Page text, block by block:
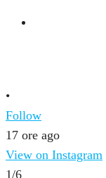
•
Follow
17 ore ago
View on Instagram
1/6